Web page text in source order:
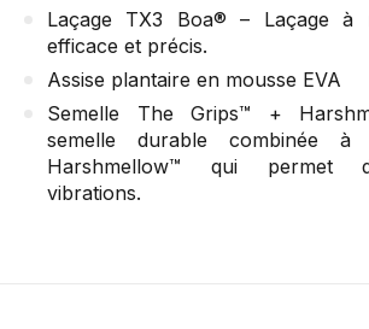
Laçage TX3 Boa® – Laçage à
efficace et précis.
Assise plantaire en mousse EVA
Semelle The Grips™ +
semelle durable combinée à
Harshmellow™ qui permet
vibrations.